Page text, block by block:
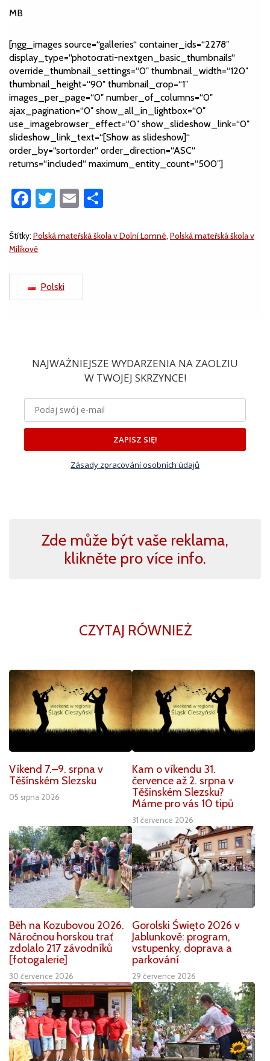
MB
[ngg_images source=“galleries“ container_ids=“2278″
display_type=“photocrati-nextgen_basic_thumbnails“
override_thumbnail_settings=“0″ thumbnail_width=“120″
thumbnail_height=“90″ thumbnail_crop=“1″
images_per_page=“0″ number_of_columns=“0″
ajax_pagination=“0″ show_all_in_lightbox=“0″
use_imagebrowser_effect=“0″ show_slideshow_link=“0″
slideshow_link_text=“[Show as slideshow]“
order_by=“sortorder“ order_direction=“ASC“
returns=“included“ maximum_entity_count=“500″]
Facebook
Twitter
Email
Štítky: Polská mateřská škola v Dolní Lomné, Polská mateřská škola v
Milíkově
Polski
NAJWAŻNIEJSZE WYDARZENIA NA ZAOLZIU
W TWOJEJ SKRZYNCE!
ZAPISZ SIĘ!
Zásady zpracování osobních údajů
Zde může být vaše reklama,
klikněte pro více info.
CZYTAJ RÓWNIEŻ
Víkend 7.–9. srpna v
Těšínském Slezsku
05 srpna 2026
Kam o víkendu 31.
července až 2. srpna v
Těšínském Slezsku?
Máme pro vás 10 tipů
31 července 2026
Běh na Kozubovou 2026.
Náročnou horskou trať
zdolalo 217 závodníků
[fotogalerie]
30 července 2026
Gorolski Święto 2026 v
Jablunkově: program,
vstupenky, doprava a
parkování
29 července 2026